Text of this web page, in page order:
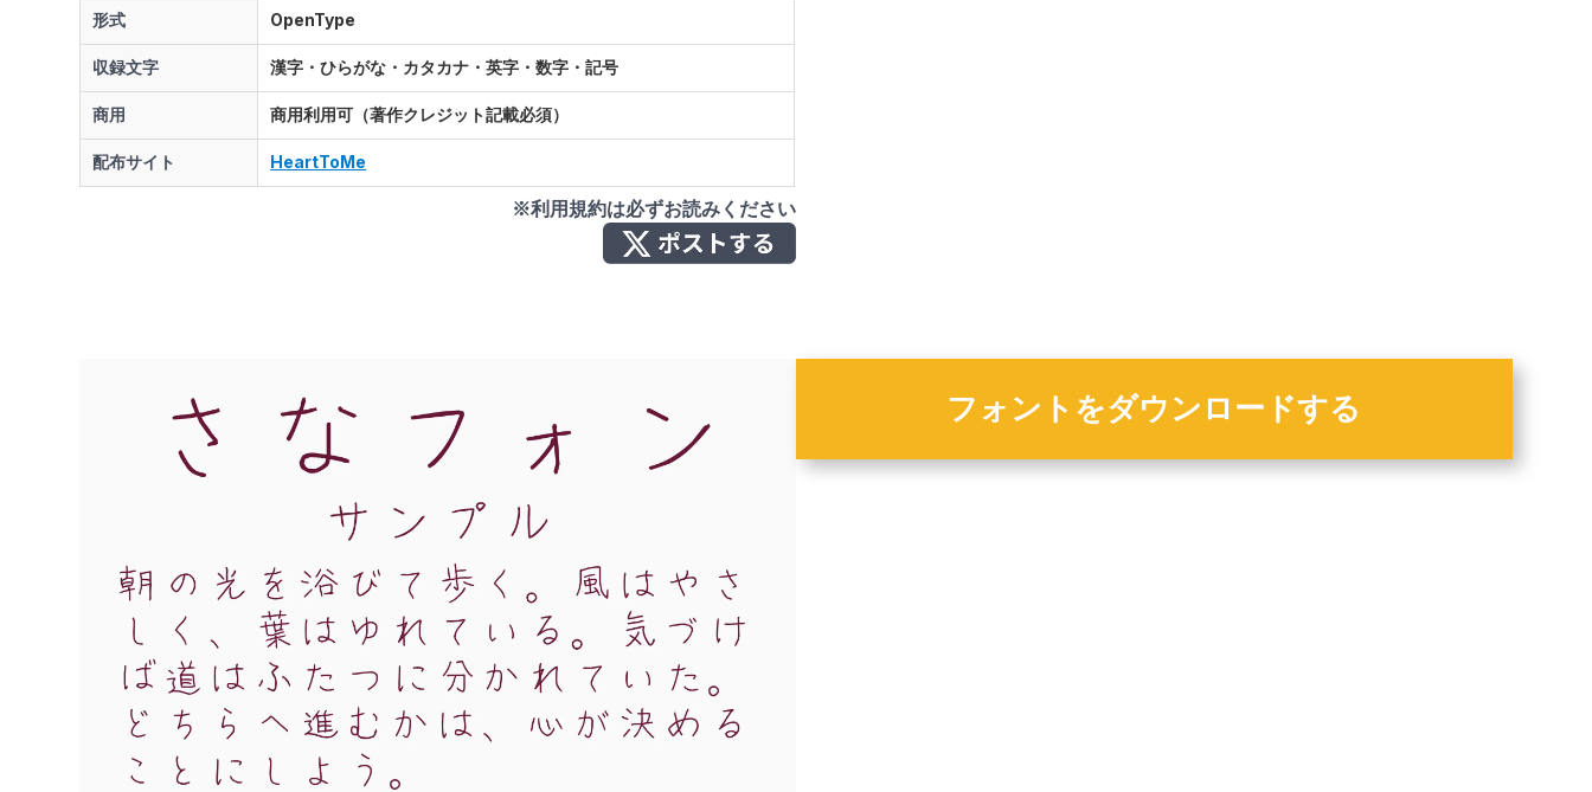
形式 OpenType
収録文字 漢字・ひらがな・カタカナ・英字・数字・記号
商用 商用利用可（著作クレジット記載必須）
配布サイト HeartToMe
※利用規約は必ずお読みください
フォントをダウンロードする